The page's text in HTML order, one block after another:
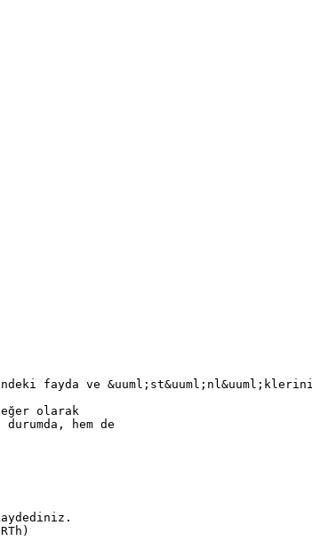
fayda ve &uuml;st&uuml;nl&uuml;klerini
olarak
hem de